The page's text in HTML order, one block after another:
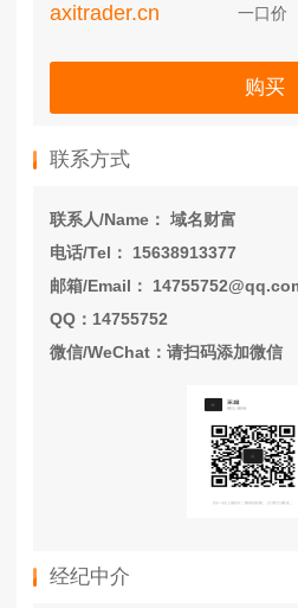
axitrader.cn 一口价
购买
联系方式
联系人/Name： 域名财富
电话/Tel： 15638913377
邮箱/Email：
QQ：14755752
微信/WeChat：请扫码添加微信
经纪中介